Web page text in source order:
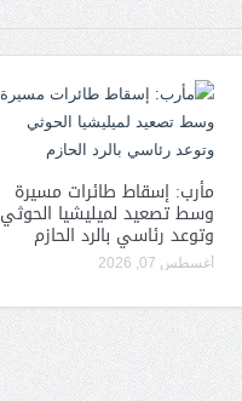
مأرب: إسقاط طائرات مسيرة
وسط تصعيد لميليشيا الحوثي
وتوعد رئاسي بالرد الحازم
أغسطس 07, 2026